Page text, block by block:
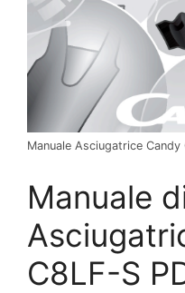
Manuale Asciugatrice Candy
Manuale
C8LF-S